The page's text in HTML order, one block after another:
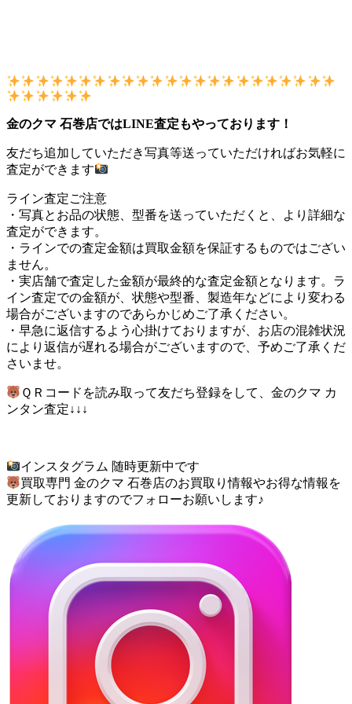
金のクマ 石巻店ではLINE査定もやっております！
友だち追加していただき写真等送っていただければお気軽に
査定ができます
ライン査定ご注意
・写真とお品の状態、型番を送っていただくと、より詳細な
査定ができます。
・ラインでの査定金額は買取金額を保証するものではござい
ません。
・実店舗で査定した金額が最終的な査定金額となります。ラ
イン査定での金額が、状態や型番、製造年などにより変わる
場合がございますのであらかじめご了承ください。
・早急に返信するよう心掛けておりますが、お店の混雑状況
により返信が遅れる場合がございますので、予めご了承くだ
さいませ。
ＱＲコードを読み取って友だち登録をして、金のクマ カ
ンタン査定↓↓↓
インスタグラム 随時更新中です
買取専門 金のクマ 石巻店のお買取り情報やお得な情報を
更新しておりますのでフォローお願いします♪